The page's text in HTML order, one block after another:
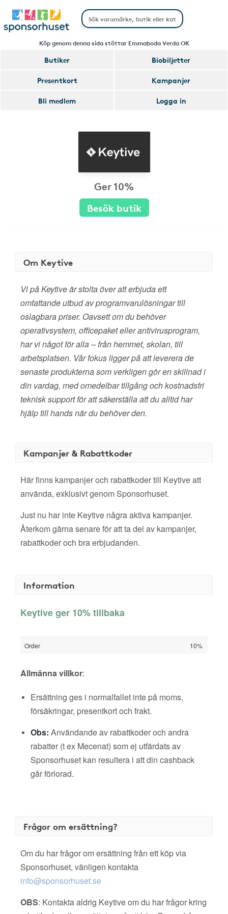
Köp genom denna sida stöttar Emmaboda Verda OK
Butiker
Biobiljetter
Presentkort
Kampanjer
Bli medlem
Logga in
Ger 10%
Besök butik
Om Keytive
Vi på Keytive är stolta över att erbjuda ett
omfattande utbud av programvarulösningar till
oslagbara priser. Oavsett om du behöver
operativsystem, officepaket eller antivirusprogram,
har vi något för alla – från hemmet, skolan, till
arbetsplatsen. Vår fokus ligger på att leverera de
senaste produkterna som verkligen gör en skillnad i
din vardag, med omedelbar tillgång och kostnadsfri
teknisk support för att säkerställa att du alltid har
hjälp till hands när du behöver den.
Kampanjer & Rabattkoder
Här finns kampanjer och rabattkoder till Keytive att
använda, exklusivt genom Sponsorhuset.
Just nu har inte Keytive några aktiva kampanjer.
Återkom gärna senare för att ta del av kampanjer,
rabattkoder och bra erbjudanden.
Information
Keytive ger 10% tillbaka
Order 10%
Allmänna villkor:
Ersättning ges i normalfallet inte på moms,
försäkringar, presentkort och frakt.
Obs: Användande av rabattkoder och andra
rabatter (t ex Mecenat) som ej utfärdats av
Sponsorhuset kan resultera i att din cashback
går förlorad.
Frågor om ersättning?
Om du har frågor om ersättning från ett köp via
Sponsorhuset, vänligen kontakta
info@sponsorhuset.se
OBS: Kontakta aldrig Keytive om du har frågor kring